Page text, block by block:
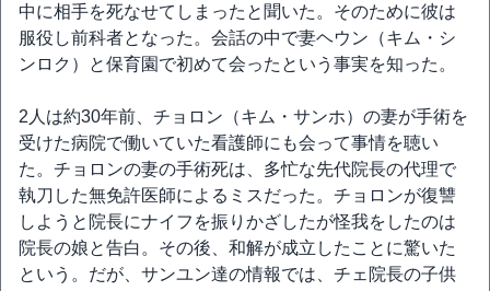
中に相手を死なせてしまったと聞いた。そのために彼は
服役し前科者となった。会話の中で妻ヘウン（キム・シ
ンロク）と保育園で初めて会ったという事実を知った。
2人は約30年前、チョロン（キム・サンホ）の妻が手術を
受けた病院で働いていた看護師にも会って事情を聴い
た。チョロンの妻の手術死は、多忙な先代院長の代理で
執刀した無免許医師によるミスだった。チョロンが復讐
しようと院長にナイフを振りかざしたが怪我をしたのは
院長の娘と告白。その後、和解が成立したことに驚いた
という。だが、サンユン達の情報では、チェ院長の子供